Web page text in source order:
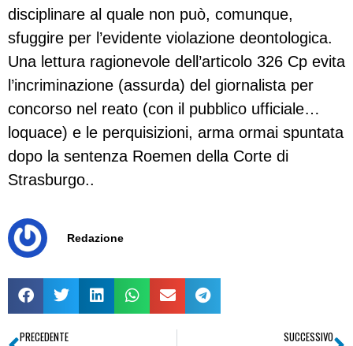
disciplinare al quale non può, comunque,
sfuggire per l’evidente violazione deontologica.
Una lettura ragionevole dell’articolo 326 Cp evita
l’incriminazione (assurda) del giornalista per
concorso nel reato (con il pubblico ufficiale…
loquace) e le perquisizioni, arma ormai spuntata
dopo la sentenza Roemen della Corte di
Strasburgo..
Redazione
PRECEDENTE SUCCESSIVO